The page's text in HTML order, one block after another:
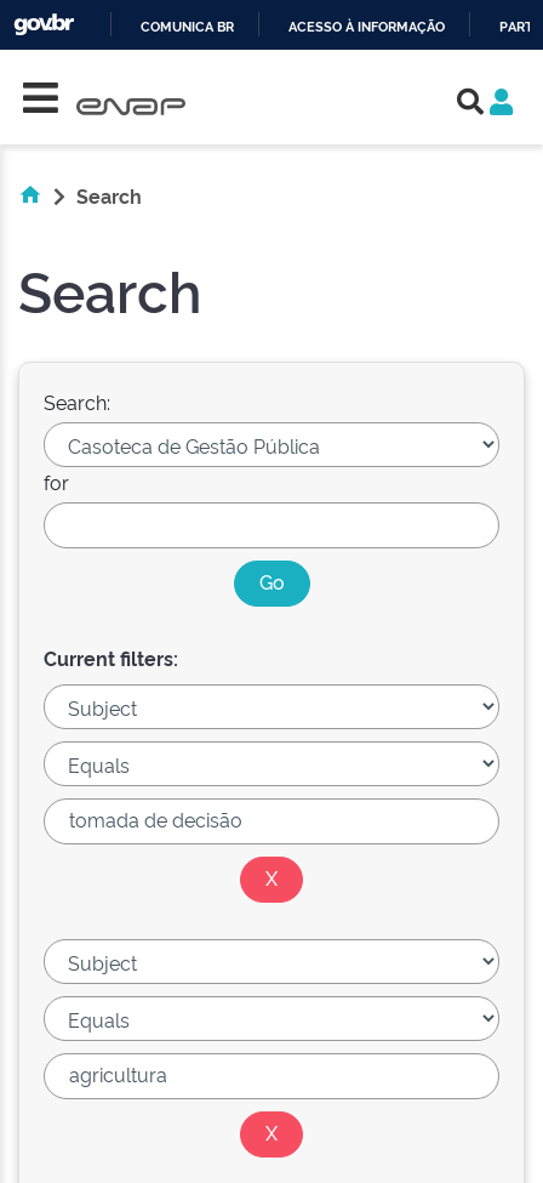
COMUNICA BR ACESSO À INFORMAÇÃO
Search
Search
Search:
for
Current filters: